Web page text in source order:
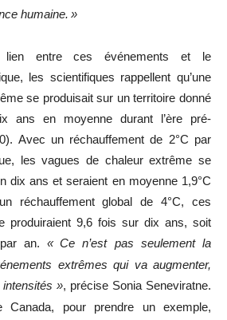
humaine. »
lien entre ces événements et le
les scientifiques rappellent qu’une
se produisait sur un territoire donné
ans en moyenne durant l’ère pré-
Avec un réchauffement de 2°C par
les vagues de chaleur extrême se
dix ans et seraient en moyenne 1,9°C
réchauffement global de 4°C, ces
produiraient 9,6 fois sur dix ans, soit
an. « Ce n’est pas seulement la
extrêmes qui va augmenter,
», précise Sonia Seneviratne.
Canada, pour prendre un exemple,